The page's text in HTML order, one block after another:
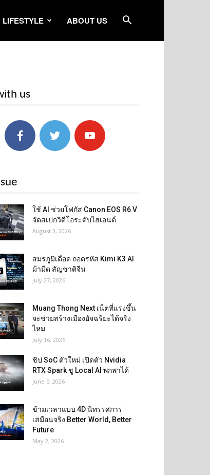
LIFESTYLE ABOUT US
us
ใช้ AI ช่วยโฟกัส Canon EOS R6 V
จัดสเปกวิดีโอระดับไฮเอนด์
August 3, 2026
สมรภูมิเดือด ถอดรหัส Kimi K3 AI
ม้ามืด สัญชาติจีน
July 27, 2026
Muang Thong Next เน็ตที่แรงขึ้น
จะช่วยสร้างเมืองอัจฉริยะได้จริง
ไหม
July 16, 2026
ชิป SoC ตัวใหม่ เปิดตัว Nvidia
RTX Spark ชู Local AI พกพาได้
June 5, 2026
ข้ามเวลาแบบ 4D นิทรรศการ
เสมือนจริง Better World, Better
Future
May 2, 2026